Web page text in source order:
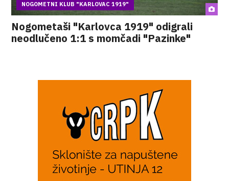
NOGOMETNI KLUB "KARLOVAC 1919"
Nogometaši "Karlovca 1919" odigrali
neodlučeno 1:1 s momčadi "Pazinke"